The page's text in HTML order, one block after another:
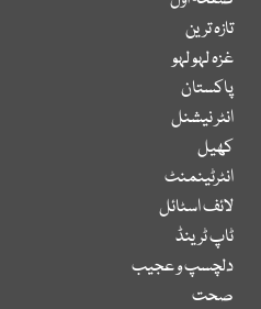
تازہ ترین
غزہ لہو لہو
پاکستان
انٹر نیشنل
کھیل
انٹرٹینمنٹ
لائف اسٹائل
ٹاپ ٹرینڈ
دلچسپ و عجیب
صحت